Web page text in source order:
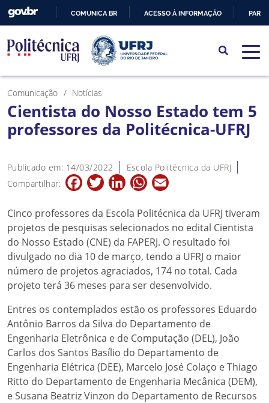
PARA
O
CONTEÚDO
COMUNICA BR ACESSO À INFORMAÇÃO
Comunicação Notícias
Cientista do Nosso Estado tem 5
professores da Politécnica-UFRJ
Publicado em: 14/03/2022
Escola Politécnica da UFRJ
Compartilhar:
FacebookTwitterLinkedInWhatsApp
Cinco professores da Escola Politécnica da UFRJ tiveram
projetos de pesquisas selecionados no edital Cientista
do Nosso Estado (CNE) da FAPERJ. O resultado foi
divulgado no dia 10 de março, tendo a UFRJ o maior
número de projetos agraciados, 174 no total. Cada
projeto terá 36 meses para ser desenvolvido.
Entres os contemplados estão os professores Eduardo
Antônio Barros da Silva do Departamento de
Engenharia Eletrônica e de Computação (DEL), João
Carlos dos Santos Basílio do Departamento de
Engenharia Elétrica (DEE), Marcelo José Colaço e Thiago
Ritto do Departamento de Engenharia Mecânica (DEM),
e Susana Beatriz Vinzon do Departamento de Recursos